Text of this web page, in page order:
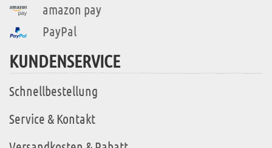
amazon pay
PayPal
KUNDENSERVICE
Schnellbestellung
Service & Kontakt